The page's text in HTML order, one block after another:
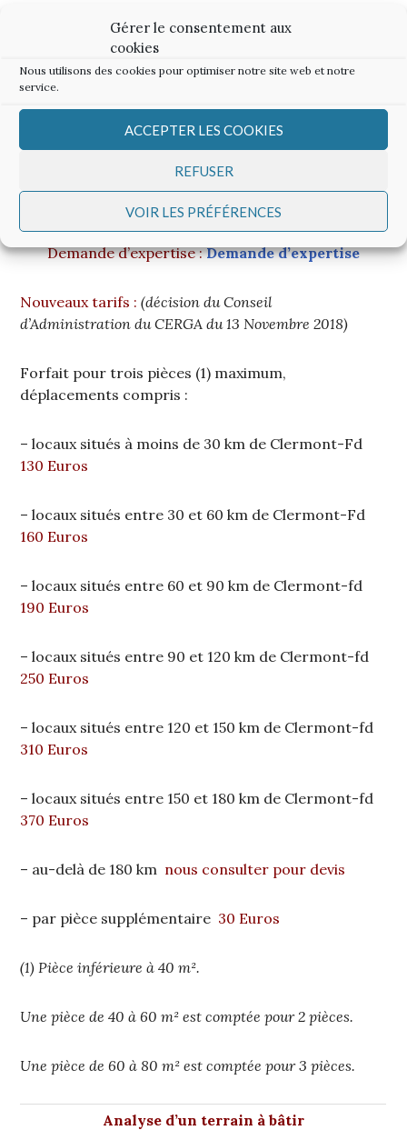
Gérer le consentement aux
cookies
Nous utilisons des cookies pour optimiser notre site web et notre
service.
ACCEPTER LES COOKIES
REFUSER
VOIR LES PRÉFÉRENCES
Rappel : Le CERGA ne propose des expertises de
maisons ou d’appartements, et des analyses de terrains
à bâtir qu’à ses seuls adhérents. Pour bénéficier de ces
prestations, il faut donc être à jour dans le paiement de
la cotisation annuelle en cours.
Expertise de maisonsou appartements
Demande d’expertise :Demande d’expertise
Nouveaux tarifs : (décision du Conseil
d’Administration du CERGA du 13 Novembre 2018)
Forfait pour trois pièces (1) maximum,
déplacements compris :
– locaux situés à moins de 30 km de Clermont-Fd
130 Euros
– locaux situés entre 30 et 60 km de Clermont-Fd
160 Euros
– locaux situés entre 60 et 90 km de Clermont-fd
190 Euros
– locaux situés entre 90 et 120 km de Clermont-fd
250 Euros
– locaux situés entre 120 et 150 km de Clermont-fd
310 Euros
– locaux situés entre 150 et 180 km de Clermont-fd
370 Euros
– au-delà de 180 km nous consulter pour devis
– par pièce supplémentaire 30 Euros
(1) Pièce inférieure à 40 m².
Une pièce de 40 à 60 m² est comptée pour 2 pièces.
Une pièce de 60 à 80 m² est comptée pour 3 pièces.
Analyse d’un terrain à bâtir